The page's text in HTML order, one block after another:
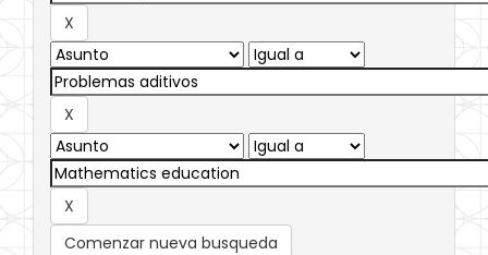
Comenzar nueva busqueda